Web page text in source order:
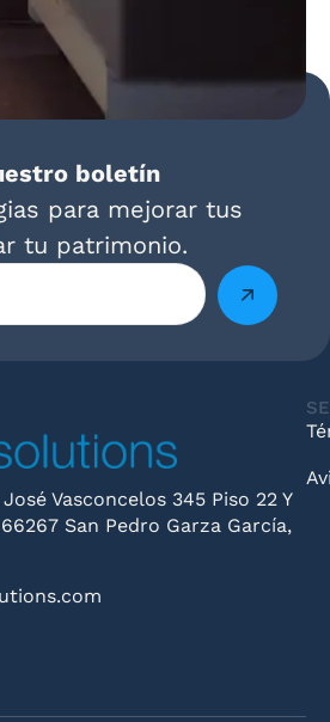
boletín
para mejorar tus
tu patrimonio.
Vasconcelos 345 Piso 22 Y
San Pedro Garza García,